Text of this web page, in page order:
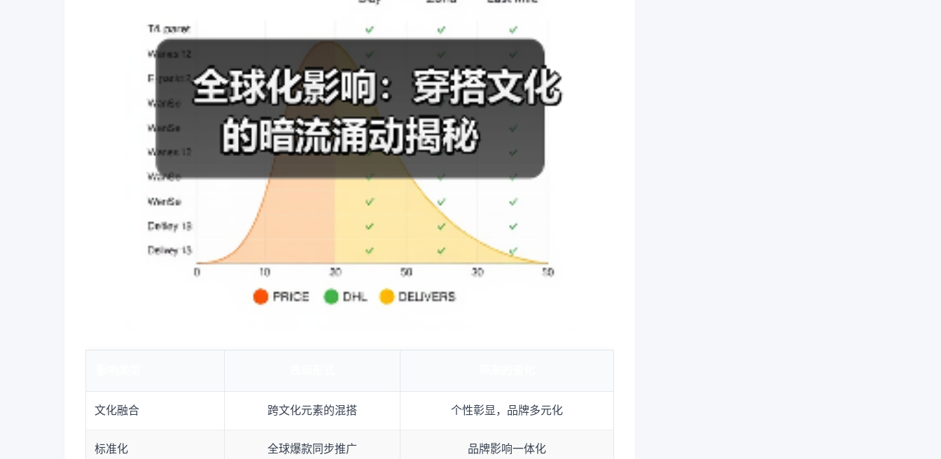
文化融合 跨文化元素的混搭 个性彰显，品牌多元化
标准化 全球爆款同步推广 品牌影响一体化